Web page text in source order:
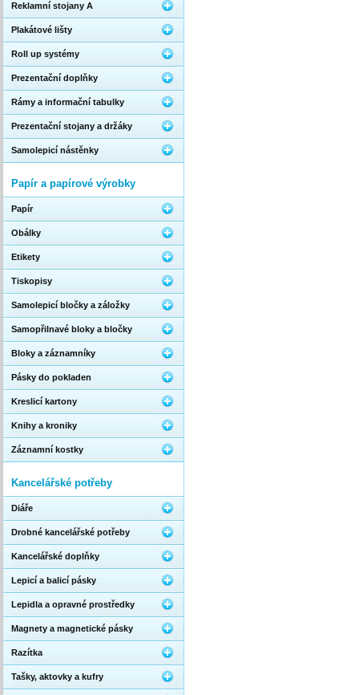
Reklamní stojany A
Plakátové lišty
Roll up systémy
Prezentační doplňky
Rámy a informační tabulky
Prezentační stojany a držáky
Samolepicí nástěnky
Papír a papírové výrobky
Papír
Obálky
Etikety
Tiskopisy
Samolepicí bločky a záložky
Samopřilnavé bloky a bločky
Bloky a záznamníky
Pásky do pokladen
Kreslicí kartony
Knihy a kroniky
Záznamní kostky
Kancelářské potřeby
Diáře
Drobné kancelářské potřeby
Kancelářské doplňky
Lepicí a balicí pásky
Lepidla a opravné prostředky
Magnety a magnetické pásky
Razítka
Tašky, aktovky a kufry